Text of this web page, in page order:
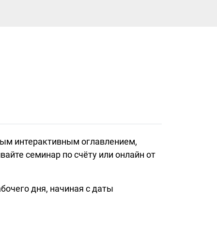
интерактивным оглавлением,
семинар по счёту или онлайн от
дня, начиная с даты